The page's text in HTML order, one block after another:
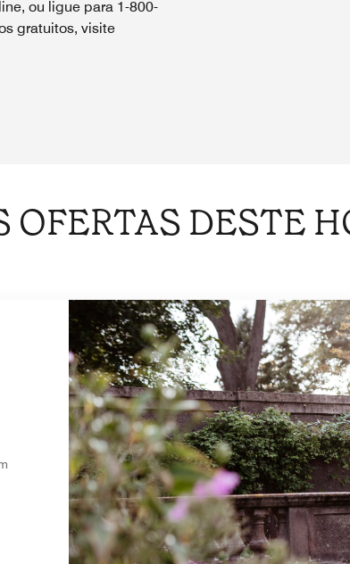
ou ligue para 1-800-
gratuitos, visite
OFERTAS DESTE